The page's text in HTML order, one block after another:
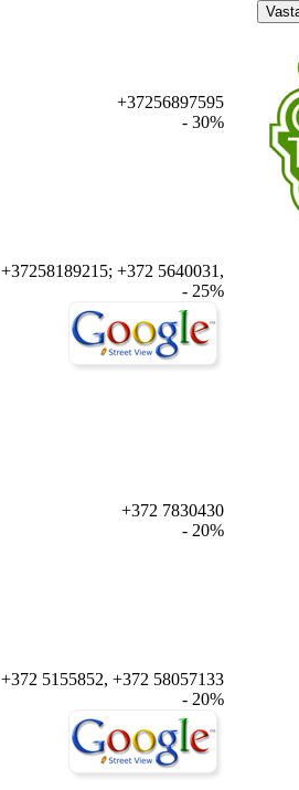
+37256897595
- 30%
+37258189215; +372 5640031,
- 25%
+372 7830430
- 20%
+372 5155852, +372 58057133
- 20%